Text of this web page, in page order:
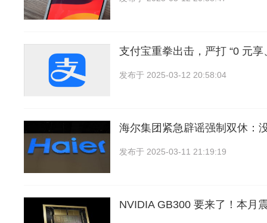
支付宝重拳出击，严打 “0 元享
发布于 2025-03-12 20:58:04
海尔集团紧急辟谣强制双休：
发布于 2025-03-11 21:19:19
NVIDIA GB300 要来了！本月